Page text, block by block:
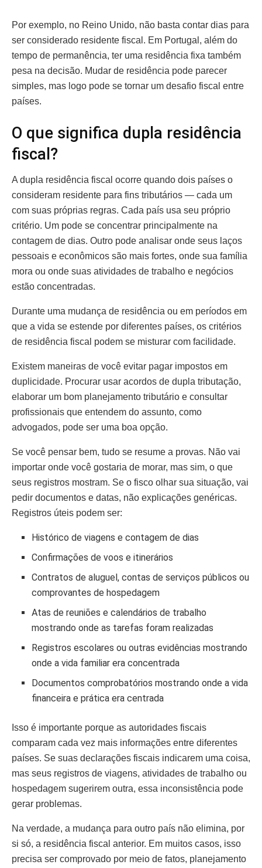
Por exemplo, no Reino Unido, não basta contar dias para
ser considerado residente fiscal. Em Portugal, além do
tempo de permanência, ter uma residência fixa também
pesa na decisão. Mudar de residência pode parecer
simples, mas logo pode se tornar um desafio fiscal entre
países.
O que significa dupla residência
fiscal?
A dupla residência fiscal ocorre quando dois países o
consideram residente para fins tributários — cada um
com suas próprias regras. Cada país usa seu próprio
critério. Um pode se concentrar principalmente na
contagem de dias. Outro pode analisar onde seus laços
pessoais e econômicos são mais fortes, onde sua família
mora ou onde suas atividades de trabalho e negócios
estão concentradas.
Durante uma mudança de residência ou em períodos em
que a vida se estende por diferentes países, os critérios
de residência fiscal podem se misturar com facilidade.
Existem maneiras de você evitar pagar impostos em
duplicidade. Procurar usar acordos de dupla tributação,
elaborar um bom planejamento tributário e consultar
profissionais que entendem do assunto, como
advogados, pode ser uma boa opção.
Se você pensar bem, tudo se resume a provas. Não vai
importar onde você gostaria de morar, mas sim, o que
seus registros mostram. Se o fisco olhar sua situação, vai
pedir documentos e datas, não explicações genéricas.
Registros úteis podem ser:
Histórico de viagens e contagem de dias
Confirmações de voos e itinerários
Contratos de aluguel, contas de serviços públicos ou
comprovantes de hospedagem
Atas de reuniões e calendários de trabalho
mostrando onde as tarefas foram realizadas
Registros escolares ou outras evidências mostrando
onde a vida familiar era concentrada
Documentos comprobatórios mostrando onde a vida
financeira e prática era centrada
Isso é importante porque as autoridades fiscais
comparam cada vez mais informações entre diferentes
países. Se suas declarações fiscais indicarem uma coisa,
mas seus registros de viagens, atividades de trabalho ou
hospedagem sugerirem outra, essa inconsistência pode
gerar problemas.
Na verdade, a mudança para outro país não elimina, por
si só, a residência fiscal anterior. Em muitos casos, isso
precisa ser comprovado por meio de fatos, planejamento